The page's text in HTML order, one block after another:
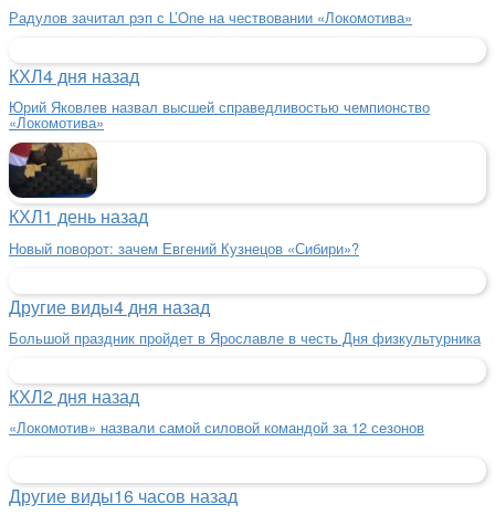
Радулов зачитал рэп с L’One на чествовании «Локомотива»
КХЛ4 дня назад
Юрий Яковлев назвал высшей справедливостью чемпионство
«Локомотива»
КХЛ1 день назад
Новый поворот: зачем Евгений Кузнецов «Сибири»?
Другие виды4 дня назад
Большой праздник пройдет в Ярославле в честь Дня физкультурника
КХЛ2 дня назад
«Локомотив» назвали самой силовой командой за 12 сезонов
Другие виды16 часов назад